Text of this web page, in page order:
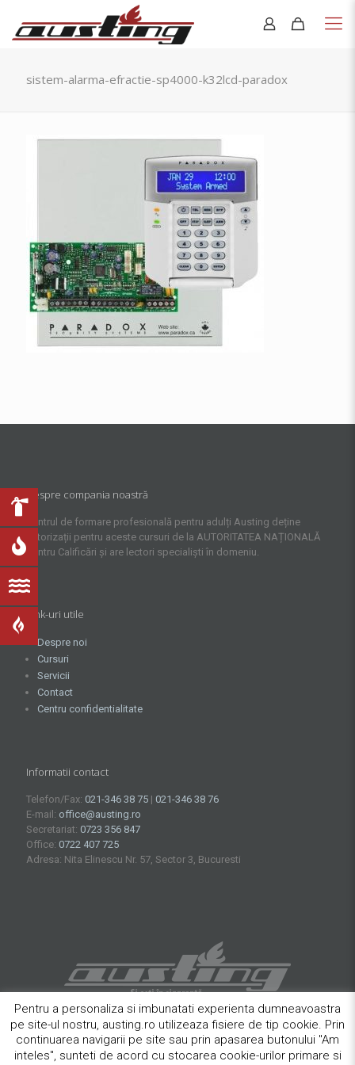
sistem-alarma-efractie-sp4000-k32lcd-paradox
Despre compania noastră
Centrul de formare profesională pentru adulți Austing deține
autorizații pentru aceste cursuri de la AUTORITATEA NAȚIONALĂ
pentru Calificări și are lectori specialiști în domeniu.
Link-uri utile
Despre noi
Cursuri
Servicii
Contact
Centru confidentialitate
Informatii contact
Telefon/Fax: 021-346 38 75 | 021-346 38 76
E-mail: office@austing.ro
Secretariat: 0723 356 847
Office: 0722 407 725
Adresa: Nita Elinescu Nr. 57, Sector 3, Bucuresti
Pentru a personaliza si imbunatati experienta dumneavoastra
pe site-ul nostru, austing.ro utilizeaza fisiere de tip cookie. Prin
continuarea navigarii pe site sau prin apasarea butonului "Am
inteles", sunteti de acord cu stocarea cookie-urilor primare si